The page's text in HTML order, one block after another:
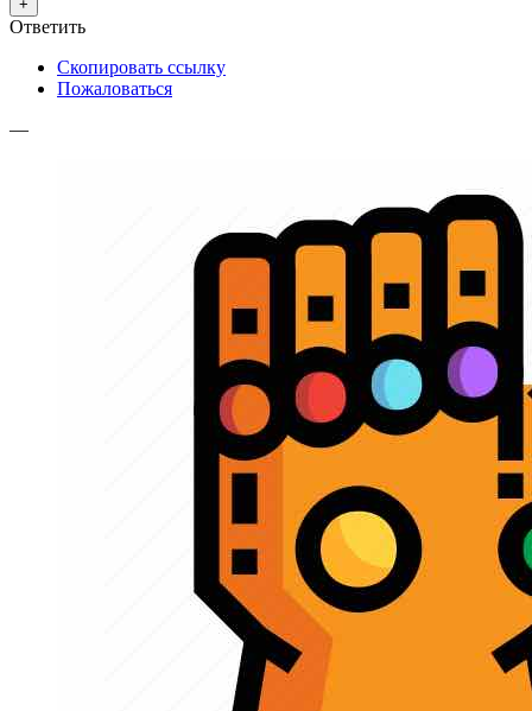
+
Ответить
Скопировать ссылку
Пожаловаться
—